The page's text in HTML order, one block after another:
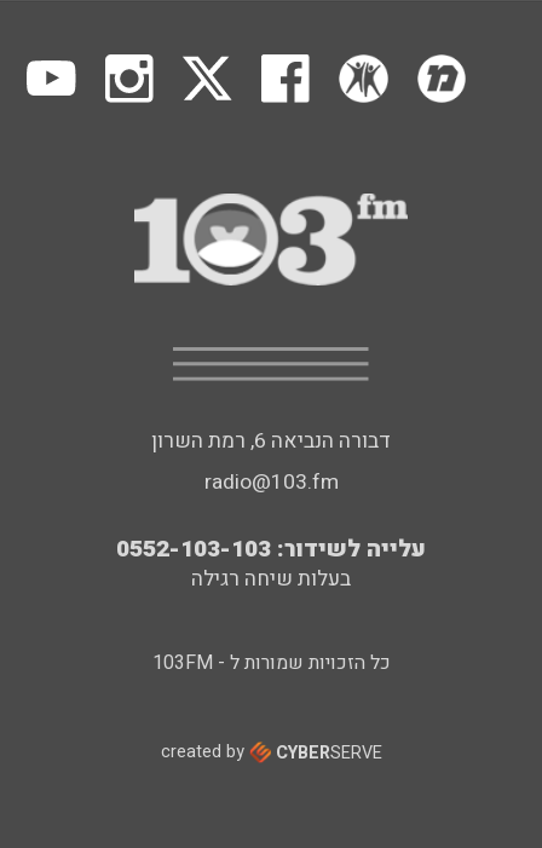
דבורה הנביאה 6, רמת השרון
radio@103.fm
עלייה לשידור: 0552-103-103
בעלות שיחה רגילה
כל הזכויות שמורות ל - 103FM
created by CYBERSERVE